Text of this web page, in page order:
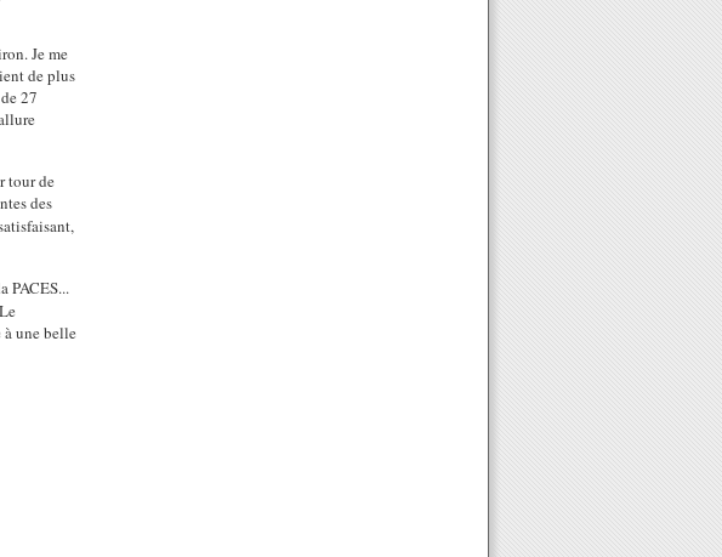
Je me
de plus
27
tour de
des
PACES...
une belle